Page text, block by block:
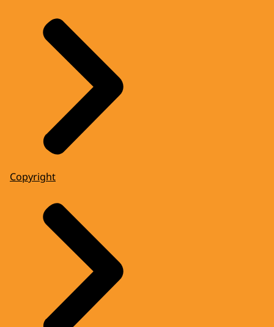
Copyright